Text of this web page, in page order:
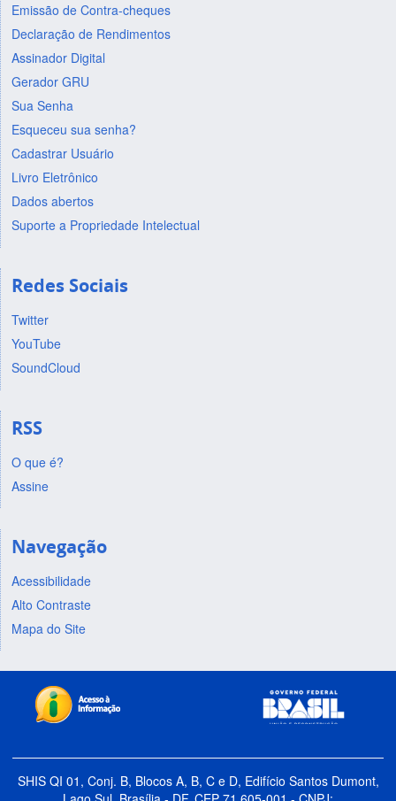
Emissão de Contra-cheques
Declaração de Rendimentos
Assinador Digital
Gerador GRU
Sua Senha
Esqueceu sua senha?
Cadastrar Usuário
Livro Eletrônico
Dados abertos
Suporte a Propriedade Intelectual
Redes Sociais
Twitter
YouTube
SoundCloud
RSS
O que é?
Assine
Navegação
Acessibilidade
Alto Contraste
Mapa do Site
SHIS QI 01, Conj. B, Blocos A, B, C e D, Edifício Santos Dumont,